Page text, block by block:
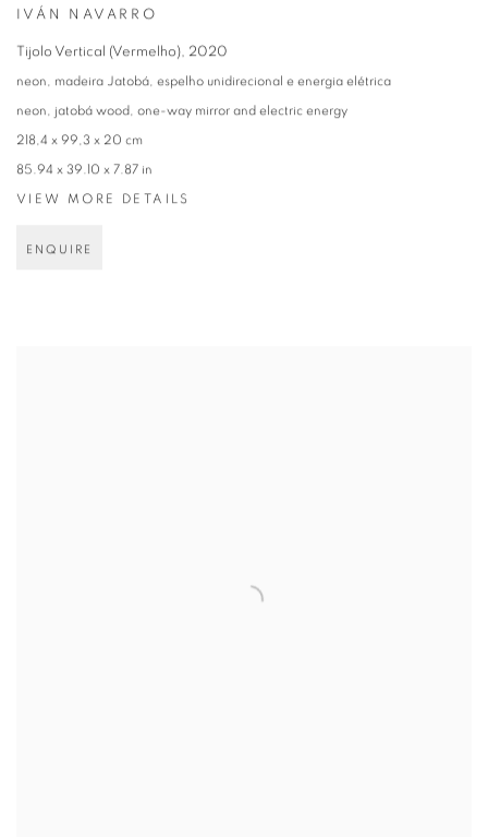
IVÁN NAVARRO
Tijolo Vertical (Vermelho), 2020
neon, madeira Jatobá, espelho unidirecional e energia elétrica
neon, jatobá wood, one-way mirror and electric energy
218,4 x 99,3 x 20 cm
85.94 x 39.10 x 7.87 in
VIEW MORE DETAILS
ENQUIRE